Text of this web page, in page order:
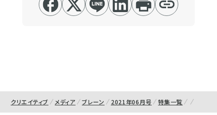
クリエイティブ メディア ブレーン 2021年06月号 特集一覧